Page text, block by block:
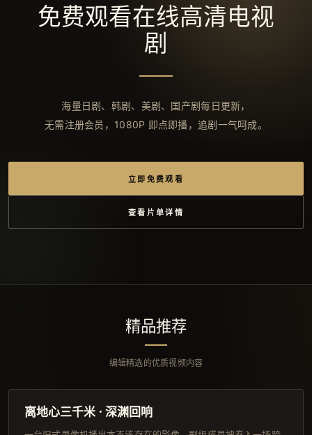
免费观看在线高清电视
剧
海量日剧、韩剧、美剧、国产剧每日更新，
无需注册会员，1080P 即点即播，追剧一气呵成。
立即免费观看
查看片单详情
精品推荐
编辑精选的优质视频内容
独播
离地心三千米 · 深渊回响